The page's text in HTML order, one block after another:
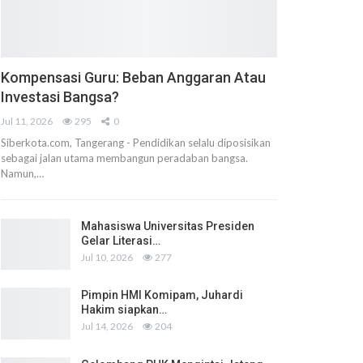
Kompensasi Guru: Beban Anggaran Atau
Investasi Bangsa?
Jul 11, 2026 295 0
Siberkota.com, Tangerang - Pendidikan selalu diposisikan
sebagai jalan utama membangun peradaban bangsa.
Namun,…
Mahasiswa Universitas Presiden
Gelar Literasi…
Jul 10, 2026 277
Pimpin HMI Komipam, Juhardi
Hakim siapkan…
Jul 14, 2026 204